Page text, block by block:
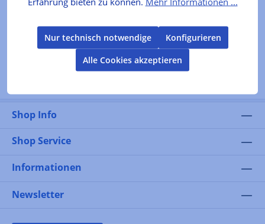
Shop Info
Shop Service
Informationen
Newsletter
Nur technisch notwendige
Konfigurieren
Alle Cookies akzeptieren